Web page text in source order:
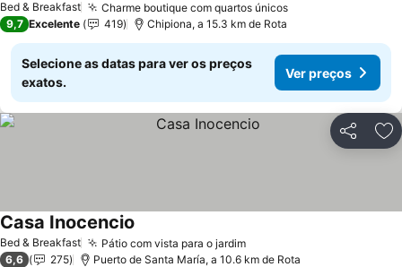
Bed & Breakfast Charme boutique com quartos únicosVer preços
9,7 Excelente 419 Chipiona, a 15.3 km de Rota
Selecione as datas para ver os preços
exatos.
Ver preços
Partilhar
Bed & Breakfast Pátio com vista para o jardimVer preços
Casa Inocencio
6,6 275 Puerto de Santa María, a 10.6 km de Rota